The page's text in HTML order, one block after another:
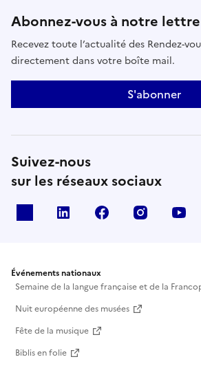
Abonnez-vous à notre
Recevez toute l’actualité des Rendez-
directement dans votre boîte mail.
S'abonner
Suivez-nous
sur les réseaux sociaux
Linkedin Facebook Instagram
Événements nationaux
Semaine de la langue française et de la
Nuit européenne des musées
Fête de la musique
Biblis en folie